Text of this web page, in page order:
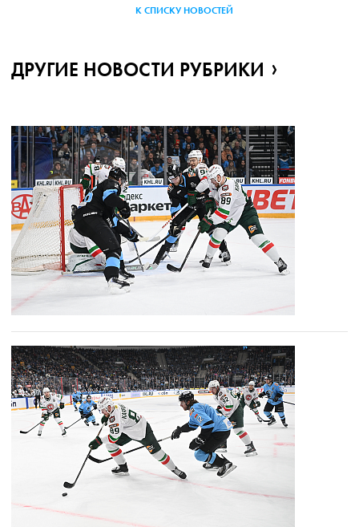
К СПИСКУ НОВОСТЕЙ
ДРУГИЕ НОВОСТИ РУБРИКИ